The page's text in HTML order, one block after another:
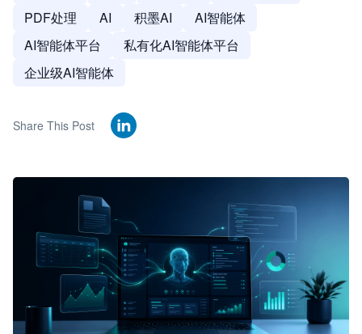
PDF处理
AI 积墨AI
AI智能体
AI智能体平台
私有化AI智能体平台
企业级AI智能体
Share This Post